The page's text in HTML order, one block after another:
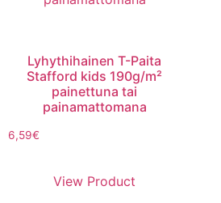
Lyhythihainen T-Paita
Stafford kids 190g/m²
painettuna tai
painamattomana
6,59€
View Product